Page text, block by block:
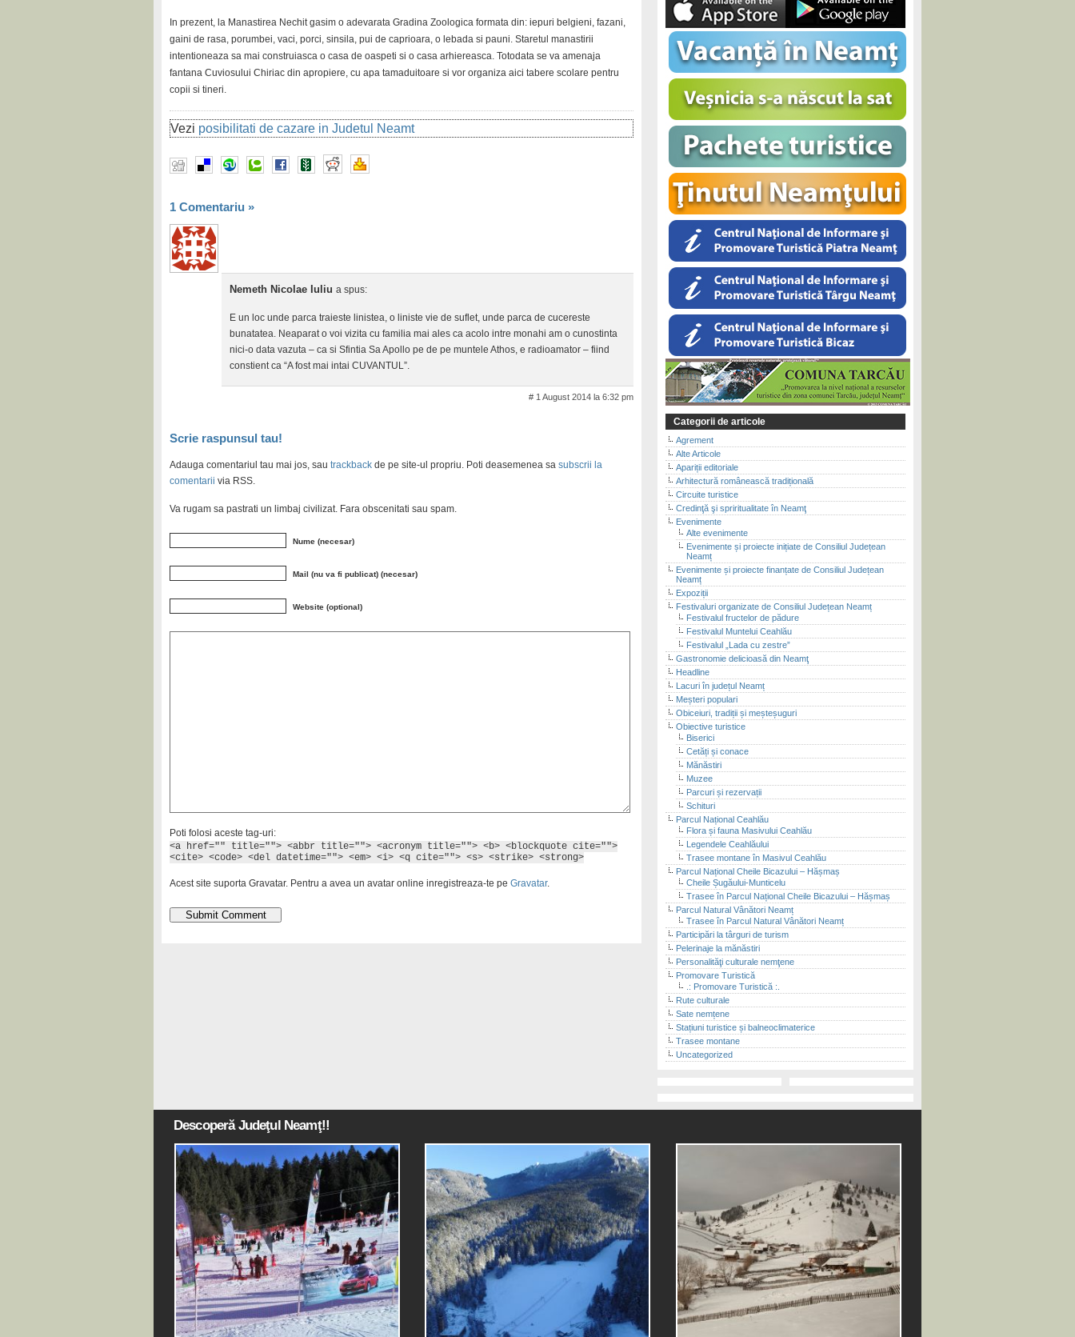
In prezent, la Manastirea Nechit gasim o adevarata Gradina Zoologica formata din: iepuri belgieni, fazani,
gaini de rasa, porumbei, vaci, porci, sinsila, pui de caprioara, o lebada si pauni. Staretul manastirii
intentioneaza sa mai construiasca o casa de oaspeti si o casa arhiereasca. Totodata se va amenaja
fantana Cuviosului Chiriac din apropiere, cu apa tamaduitoare si vor organiza aici tabere scolare pentru
copii si tineri.
Vezi posibilitati de cazare in Judetul Neamt
1 Comentariu »
Nemeth Nicolae Iuliu a spus:
E un loc unde parca traieste linistea, o liniste vie de suflet, unde parca de cucereste
bunatatea. Neaparat o voi vizita cu familia mai ales ca acolo intre monahi am o cunostinta
nici-o data vazuta – ca si Sfintia Sa Apollo pe de pe muntele Athos, e radioamator – fiind
constient ca “A fost mai intai CUVANTUL”.
# 1 August 2014 la 6:32 pm
Scrie raspunsul tau!
Adauga comentariul tau mai jos, sau trackback de pe site-ul propriu. Poti deasemenea sa subscrii la
comentarii via RSS.
Va rugam sa pastrati un limbaj civilizat. Fara obscenitati sau spam.
Nume (necesar)
Mail (nu va fi publicat) (necesar)
Website (optional)
Poti folosi aceste tag-uri:
<a href="" title=""> <abbr title=""> <acronym title=""> <b> <blockquote cite="">
<cite> <code> <del datetime=""> <em> <i> <q cite=""> <s> <strike> <strong>
Acest site suporta Gravatar. Pentru a avea un avatar online inregistreaza-te pe Gravatar.
Categorii de articole
Agrement
Alte Articole
Apariții editoriale
Arhitectură românească tradițională
Circuite turistice
Credinţă şi spriritualitate în Neamţ
Evenimente
Alte evenimente
Evenimente și proiecte inițiate de Consiliul Județean
Neamț
Evenimente și proiecte finanțate de Consiliul Județean
Neamț
Expoziții
Festivaluri organizate de Consiliul Județean Neamț
Festivalul fructelor de pădure
Festivalul Muntelui Ceahlău
Festivalul „Lada cu zestre”
Gastronomie delicioasă din Neamţ
Headline
Lacuri în județul Neamț
Meșteri populari
Obiceiuri, tradiții și meșteșuguri
Obiective turistice
Biserici
Cetăți și conace
Mănăstiri
Muzee
Parcuri și rezervații
Schituri
Parcul Național Ceahlău
Flora și fauna Masivului Ceahlău
Legendele Ceahlăului
Trasee montane în Masivul Ceahlău
Parcul Național Cheile Bicazului – Hășmaș
Cheile Șugăului-Munticelu
Trasee în Parcul Național Cheile Bicazului – Hășmaș
Parcul Natural Vânători Neamț
Trasee în Parcul Natural Vânători Neamț
Participări la târguri de turism
Pelerinaje la mănăstiri
Personalităţi culturale nemţene
Promovare Turistică
.: Promovare Turistică :.
Rute culturale
Sate nemțene
Stațiuni turistice și balneoclimaterice
Trasee montane
Uncategorized
Descoperă Judeţul Neamţ!!